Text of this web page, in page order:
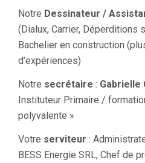
Notre Dessinateur /
(Dialux, Carrier, Déperditions
Bachelier en construction
d’expériences)
Notre secrétaire : Gabrielle
Instituteur Primaire /
polyvalente »
Votre serviteur :
BESS Energie SRL, Chef de